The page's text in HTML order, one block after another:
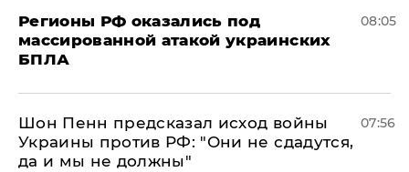
Регионы РФ оказались под
массированной атакой украинских
БПЛА
08:05
Шон Пенн предсказал исход войны
Украины против РФ: "Они не сдадутся,
да и мы не должны"
07:56